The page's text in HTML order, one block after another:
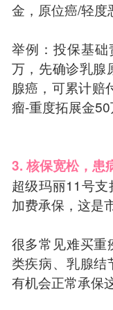
金，原位癌/轻度
举例：投保基
万，先确诊乳腺
腺癌，可累计赔
瘤-重度拓展金
3. 核保宽松，患
超级玛丽11号
加费承保，这是
很多常见难买重
类疾病、乳腺
有机会正常承保